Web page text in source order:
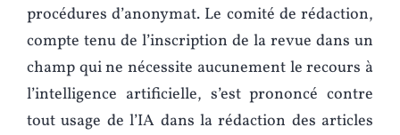
procédures d’anonymat. Le comité de rédaction,
compte tenu de l’inscription de la revue dans un
champ qui ne nécessite aucunement le recours à
l’intelligence artificielle, s’est prononcé contre
tout usage de l’IA dans la rédaction des articles